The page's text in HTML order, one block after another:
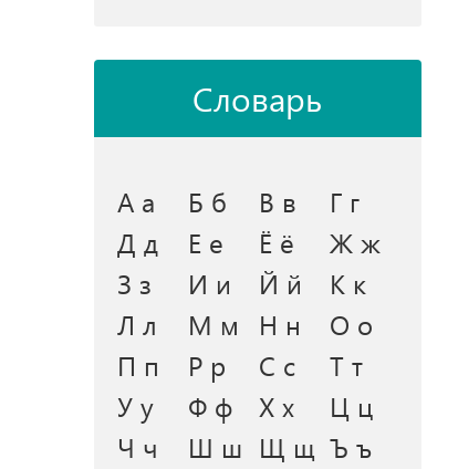
Словарь
А а Б б В в
Г г
Д д
Е е Ё ё
Ж ж
З з
И и Й й
К к
Л л
М м Н н
О о
П п
Р р С с
Т т
У у
Ф ф Х х
Ц ц
Ч ч
Ш ш Щ щ Ъ ъ